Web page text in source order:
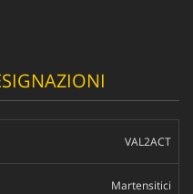
VAL2ACT
Martensitici